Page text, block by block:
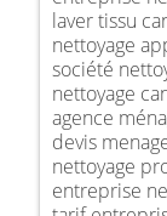
laver tissu
nettoyage
société
nettoyage
agence
devis
nettoyage
entreprise